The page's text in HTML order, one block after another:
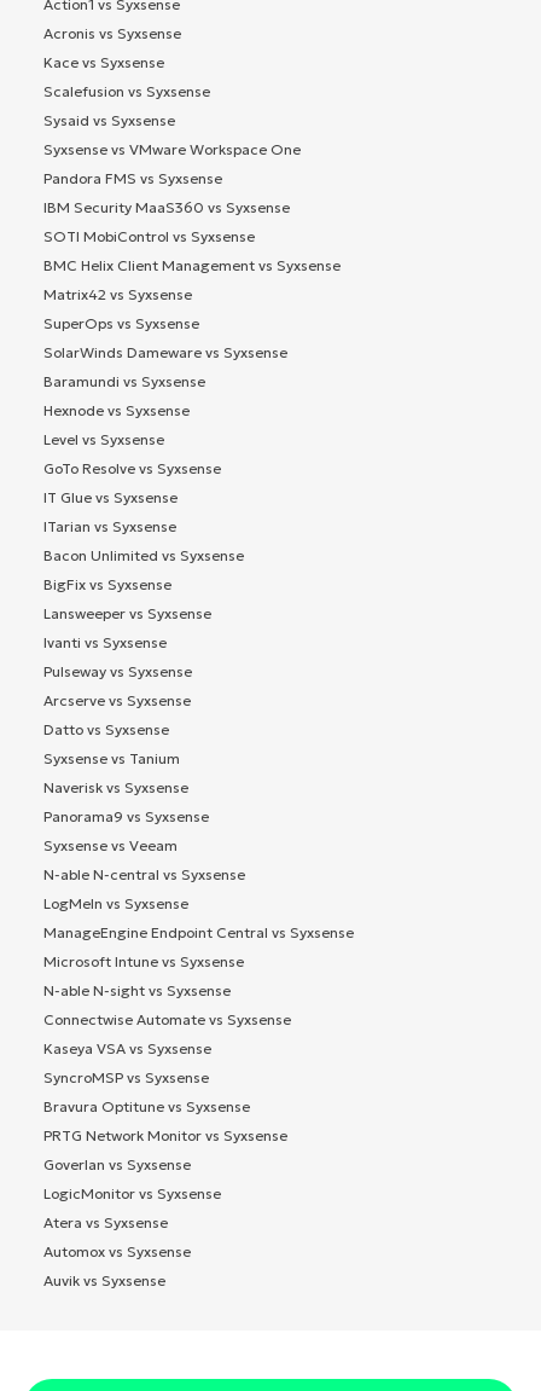
Action1 vs Syxsense
Acronis vs Syxsense
Kace vs Syxsense
Scalefusion vs Syxsense
Sysaid vs Syxsense
Syxsense vs VMware Workspace One
Pandora FMS vs Syxsense
IBM Security MaaS360 vs Syxsense
SOTI MobiControl vs Syxsense
BMC Helix Client Management vs Syxsense
Matrix42 vs Syxsense
SuperOps vs Syxsense
SolarWinds Dameware vs Syxsense
Baramundi vs Syxsense
Hexnode vs Syxsense
Level vs Syxsense
GoTo Resolve vs Syxsense
IT Glue vs Syxsense
ITarian vs Syxsense
Bacon Unlimited vs Syxsense
BigFix vs Syxsense
Lansweeper vs Syxsense
Ivanti vs Syxsense
Pulseway vs Syxsense
Arcserve vs Syxsense
Datto vs Syxsense
Syxsense vs Tanium
Naverisk vs Syxsense
Panorama9 vs Syxsense
Syxsense vs Veeam
N-able N-central vs Syxsense
LogMeIn vs Syxsense
ManageEngine Endpoint Central vs Syxsense
Microsoft Intune vs Syxsense
N-able N-sight vs Syxsense
Connectwise Automate vs Syxsense
Kaseya VSA vs Syxsense
SyncroMSP vs Syxsense
Bravura Optitune vs Syxsense
PRTG Network Monitor vs Syxsense
Goverlan vs Syxsense
LogicMonitor vs Syxsense
Atera vs Syxsense
Automox vs Syxsense
Auvik vs Syxsense